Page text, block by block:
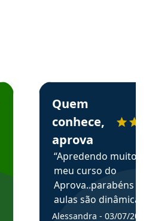
Concursos em depoimento
Estudante Alessandra
Quem
conhece,
aprova
“Apredendo muito no
meu curso do
Aprova..parabéns
aulas são dinâmicas e
me ajudam a
Alessandra - 03/07/2025